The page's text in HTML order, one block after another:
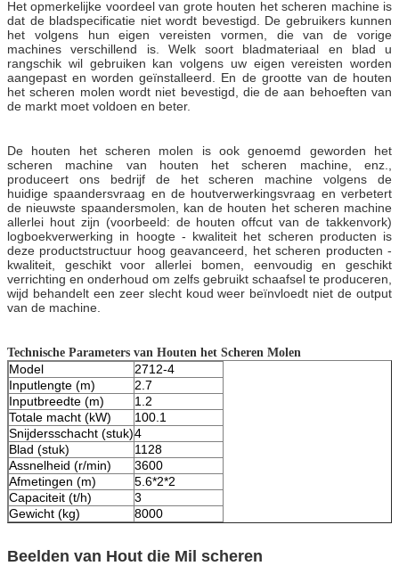
Het opmerkelijke voordeel van grote houten het scheren machine is
dat de bladspecificatie niet wordt bevestigd. De gebruikers kunnen
het volgens hun eigen vereisten vormen, die van de vorige
machines verschillend is. Welk soort bladmateriaal en blad u
rangschik wil gebruiken kan volgens uw eigen vereisten worden
aangepast en worden geïnstalleerd. En de grootte van de houten
het scheren molen wordt niet bevestigd, die de aan behoeften van
de markt moet voldoen en beter.
De houten het scheren molen is ook genoemd geworden het
scheren machine van houten het scheren machine, enz.,
produceert ons bedrijf de het scheren machine volgens de
huidige spaandersvraag en de houtverwerkingsvraag en verbetert
de nieuwste spaandersmolen, kan de houten het scheren machine
allerlei hout zijn (voorbeeld: de houten offcut van de takkenvork)
logboekverwerking in hoogte - kwaliteit het scheren producten is
deze productstructuur hoog geavanceerd, het scheren producten -
kwaliteit, geschikt voor allerlei bomen, eenvoudig en geschikt
verrichting en onderhoud om zelfs gebruikt schaafsel te produceren,
wijd behandelt een zeer slecht koud weer beïnvloedt niet de output
van de machine.
Technische Parameters van Houten het Scheren Molen
Model
2712-4
Inputlengte (m)
2.7
Inputbreedte (m)
1.2
Totale macht (kW)
100.1
Snijdersschacht (stuk)4
Blad (stuk)
1128
Assnelheid (r/min)
3600
Afmetingen (m)
5.6*2*2
Capaciteit (t/h)
3
Gewicht (kg)
8000
Beelden van Hout die Mil scheren